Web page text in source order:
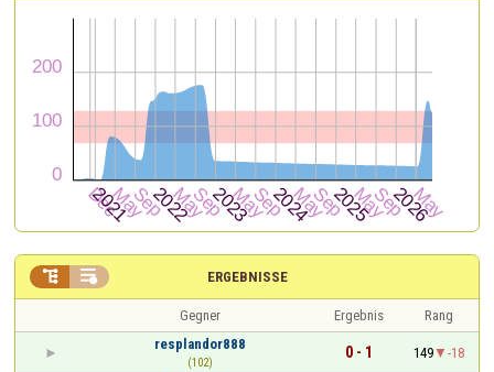
ERGEBNISSE
 
Gegner Ergebnis
Rang
resplandor888
(102)
0 - 1 149
-18